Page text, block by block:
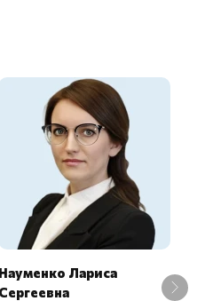
Науменко Лариса
Сергеевна